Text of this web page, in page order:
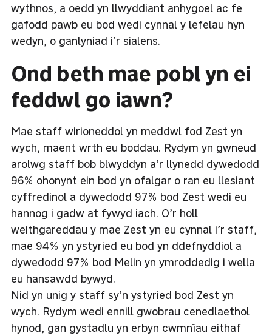
wythnos, a oedd yn llwyddiant anhygoel ac fe
gafodd pawb eu bod wedi cynnal y lefelau hyn
wedyn, o ganlyniad i’r sialens.
Ond beth mae pobl yn ei
feddwl go iawn?
Mae staff wirioneddol yn meddwl fod Zest yn
wych, maent wrth eu boddau. Rydym yn gwneud
arolwg staff bob blwyddyn a’r llynedd dywedodd
96% ohonynt ein bod yn ofalgar o ran eu llesiant
cyffredinol a dywedodd 97% bod Zest wedi eu
hannog i gadw at fywyd iach. O’r holl
weithgareddau y mae Zest yn eu cynnal i’r staff,
mae 94% yn ystyried eu bod yn ddefnyddiol a
dywedodd 97% bod Melin yn ymroddedig i wella
eu hansawdd bywyd.
Nid yn unig y staff sy’n ystyried bod Zest yn
wych. Rydym wedi ennill gwobrau cenedlaethol
hynod, gan gystadlu yn erbyn cwmnïau eithaf